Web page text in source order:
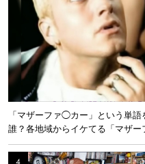
「マザーファ◯カー」という単
誰？各地域からイケてる「マザ